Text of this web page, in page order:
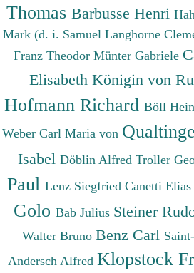
Thomas Barbusse Henri
Mark (d. i. Samuel Langhorne
Franz Theodor Münter Gabriele
Elisabeth Königin von
Hofmann Richard Böll
Weber Carl Maria von
Isabel Döblin Alfred Troller
Paul Lenz Siegfried Canetti Elias
Golo Bab Julius Steiner
Walter Bruno Benz Carl
Andersch Alfred Klopstock